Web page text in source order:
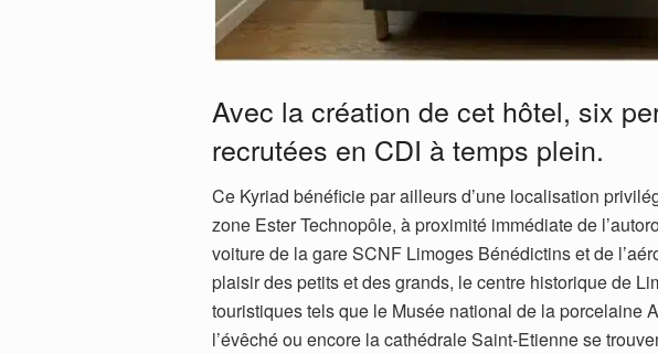
Avec la création de cet hôtel, six
recrutées en CDI à temps plein.
Ce Kyriad bénéficie par ailleurs d’une localisation
zone Ester Technopôle, à proximité immédiate de
voiture de la gare SCNF Limoges Bénédictins et de
plaisir des petits et des grands, le centre historique de
touristiques tels que le Musée national de la porcelaine
l’évêché ou encore la cathédrale Saint-Etienne se